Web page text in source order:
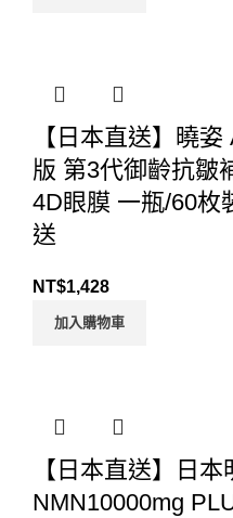
【日本直送】曉
版 第3代御齡抗皺
4D眼膜 一瓶/60枚
送
NT$1,428
加入購物車
【日本直送】日
NMN10000mg